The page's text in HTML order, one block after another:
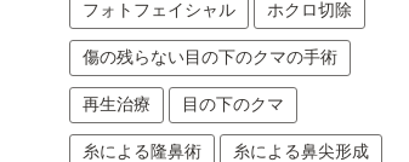
フォトフェイシャル ホクロ切除
傷の残らない目の下のクマの手術
再生治療 目の下のクマ
糸による隆鼻術 糸による鼻尖形成